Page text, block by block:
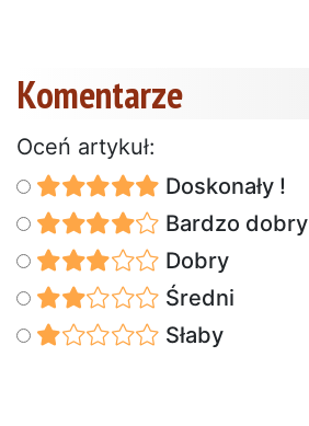
Komentarze
Oceń artykuł:
Doskonały !
Bardzo dobry
Dobry
Średni
Słaby